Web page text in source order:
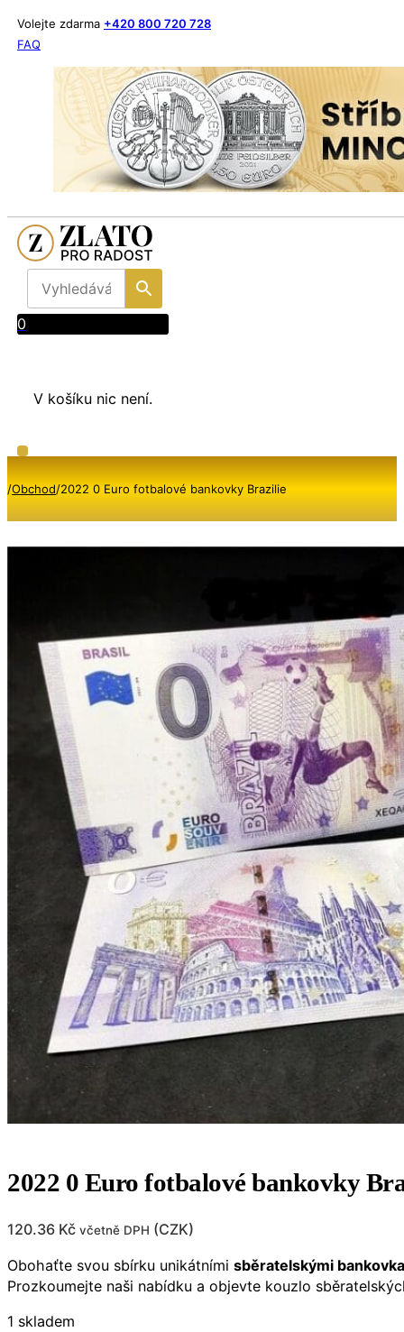
Volejte zdarma +420 800 720 728
FAQ
0
V košíku nic není.
/Obchod/2022 0 Euro fotbalové bankovky Brazilie
2022 0 Euro fotbalové bankovky
120.36 Kč včetně DPH (CZK)
Obohaťte svou sbírku unikátními sběratelskými
Prozkoumejte naši nabídku a objevte kouzlo
1 skladem